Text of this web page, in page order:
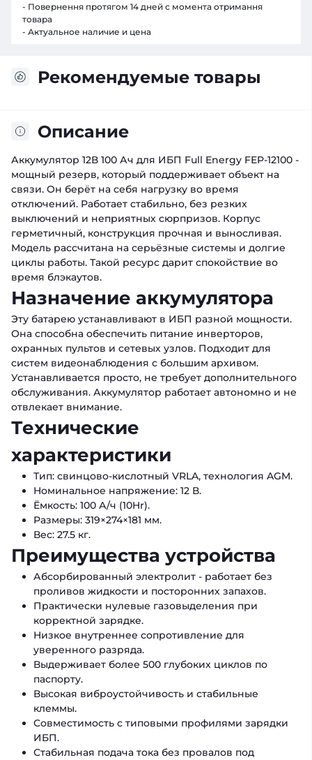
Рекомендуемые товары
Описание
Аккумулятор 12В 100 Ач для ИБП Full Energy FEP-12100 -
мощный резерв, который поддерживает объект на
связи. Он берёт на себя нагрузку во время
отключений. Работает стабильно, без резких
выключений и неприятных сюрпризов. Корпус
герметичный, конструкция прочная и выносливая.
Модель рассчитана на серьёзные системы и долгие
циклы работы. Такой ресурс дарит спокойствие во
время блэкаутов.
Назначение аккумулятора
Эту батарею устанавливают в ИБП разной мощности.
Она способна обеспечить питание инверторов,
охранных пультов и сетевых узлов. Подходит для
систем видеонаблюдения с большим архивом.
Устанавливается просто, не требует дополнительного
обслуживания. Аккумулятор работает автономно и не
отвлекает внимание.
Технические
характеристики
Тип: свинцово-кислотный VRLA, технология AGM.
Номинальное напряжение: 12 В.
Ёмкость: 100 А/ч (10Hr).
Размеры: 319×274×181 мм.
Вес: 27.5 кг.
Преимущества устройства
Абсорбированный электролит - работает без
проливов жидкости и посторонних запахов.
Практически нулевые газовыделения при
корректной зарядке.
Низкое внутреннее сопротивление для
уверенного разряда.
Выдерживает более 500 глубоких циклов по
паспорту.
Высокая виброустойчивость и стабильные
клеммы.
Совместимость с типовыми профилями зарядки
ИБП.
Стабильная подача тока без провалов под
- Повернення протягом 14 дней с момента отримання
товара
- Актуальное наличие и цена